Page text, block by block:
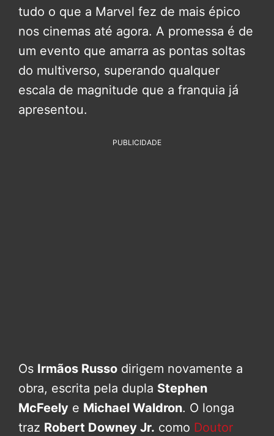
tudo o que a Marvel fez de mais épico
nos cinemas até agora. A promessa é de
um evento que amarra as pontas soltas
do multiverso, superando qualquer
escala de magnitude que a franquia já
apresentou.
PUBLICIDADE
Os Irmãos Russo dirigem novamente a
obra, escrita pela dupla Stephen
McFeely e Michael Waldron. O longa
traz Robert Downey Jr. como Doutor